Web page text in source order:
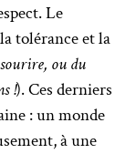
Le
tolérance et la
ou du
!). Ces derniers
: un monde
à une